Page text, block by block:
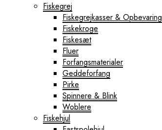
Fiskegrej
Fiskegrejkasser & Opbevaring
Fiskekroge
Fiskesæt
Fluer
Forfangsmaterialer
Geddeforfang
Pirke
Spinnere & Blink
Woblere
Fiskehjul